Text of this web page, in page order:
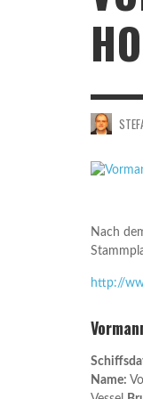
Nach
http://
Name: